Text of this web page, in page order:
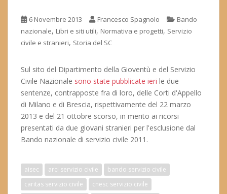
6 Novembre 2013 Francesco Spagnolo
Bando
nazionale, Libri e siti utili, Normativa e progetti, Servizio
civile e stranieri, Storia del SC
Sul sito del Dipartimento della Gioventù e del Servizio
Civile Nazionale sono state pubblicate ieri le due
sentenze, contrapposte fra di loro, delle Corti d'Appello
di Milano e di Brescia, rispettivamente del 22 marzo
2013 e del 21 ottobre scorso, in merito ai ricorsi
presentati da due giovani stranieri per l'esclusione dal
Bando nazionale di servizio civile 2011.
aisec arci servizio civile
bando servizio civile
caritas servizio civile
cnesc servizio civile